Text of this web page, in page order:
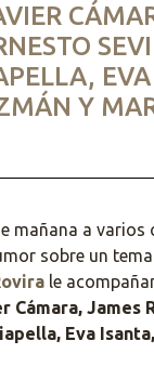
Y
mañana a varios
sobre un
le
Cámara, James
Eva